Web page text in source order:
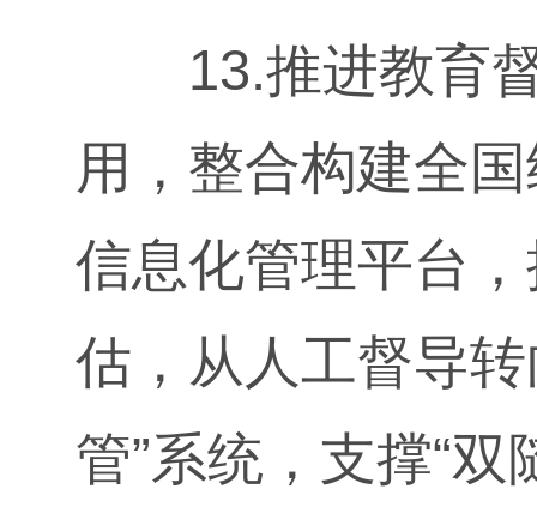
13.推进教育督
用，整合构建全
信息化管理平台
估，从人工督导
管”系统，支撑“